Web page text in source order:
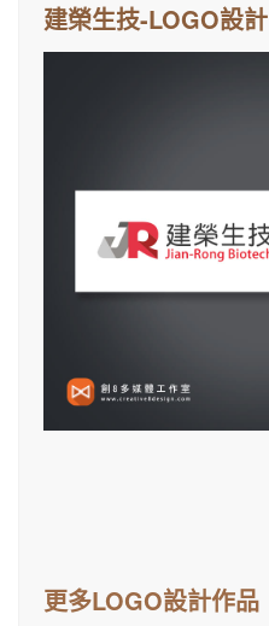
建榮生技-LOGO設計
更多LOGO設計作品